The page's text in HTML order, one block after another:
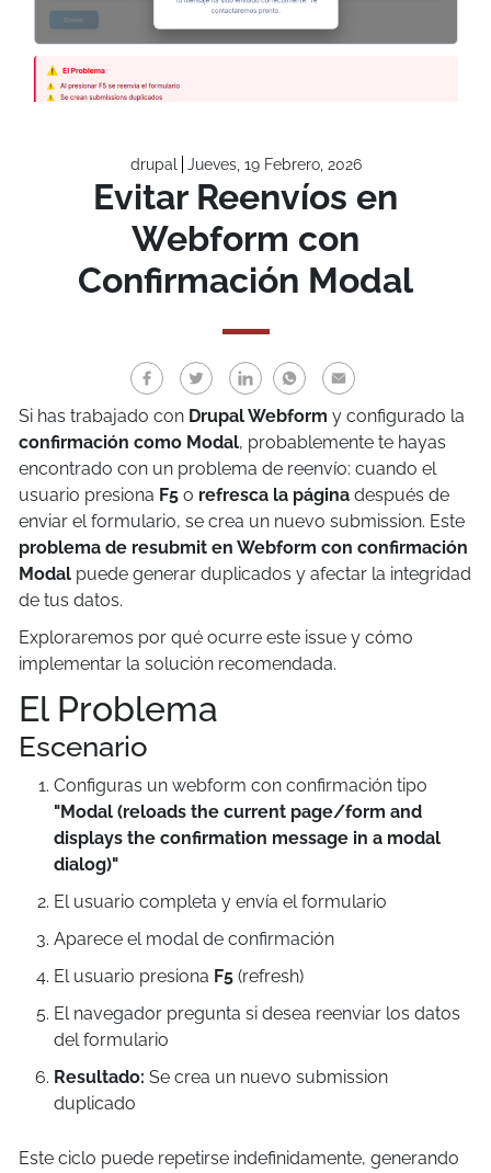
drupal Jueves, 19 Febrero, 2026
Evitar Reenvíos en
Webform con
Confirmación Modal
Si has trabajado con Drupal Webform y configurado la
confirmación como Modal, probablemente te hayas
encontrado con un problema de reenvío: cuando el
usuario presiona F5 o refresca la página después de
enviar el formulario, se crea un nuevo submission. Este
problema de resubmit en Webform con confirmación
Modal puede generar duplicados y afectar la integridad
de tus datos.
Exploraremos por qué ocurre este issue y cómo
implementar la solución recomendada.
El Problema
Escenario
Configuras un webform con confirmación tipo
"Modal (reloads the current page/form and
displays the confirmation message in a modal
dialog)"
El usuario completa y envía el formulario
Aparece el modal de confirmación
El usuario presiona F5 (refresh)
El navegador pregunta si desea reenviar los datos
del formulario
Resultado: Se crea un nuevo submission
duplicado
Este ciclo puede repetirse indefinidamente, generando